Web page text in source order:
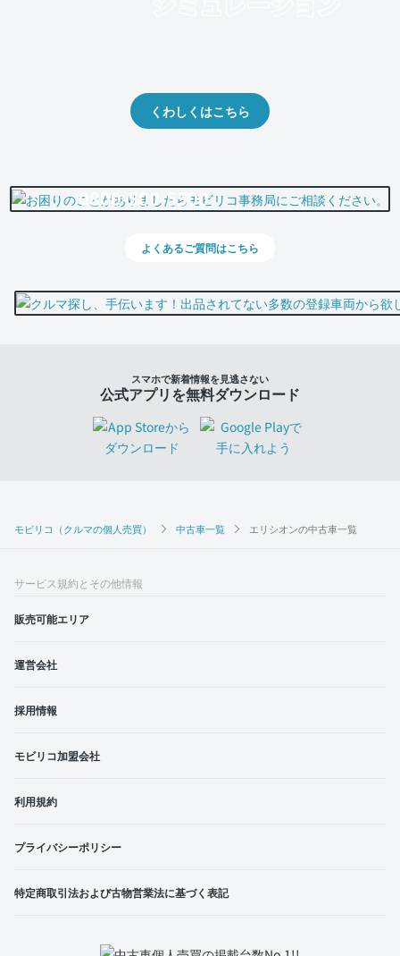
モビリコ（クルマの個人売買） 中古車一覧 エリシオンの中古車一覧
くわしくはこちら
0800-500-5500
よくあるご質問はこちら
スマホで新着情報を見逃さない
公式アプリを無料ダウンロード
サービス規約とその他情報
販売可能エリア
運営会社
採用情報
モビリコ加盟会社
利用規約
プライバシーポリシー
特定商取引法および古物営業法に基づく表記